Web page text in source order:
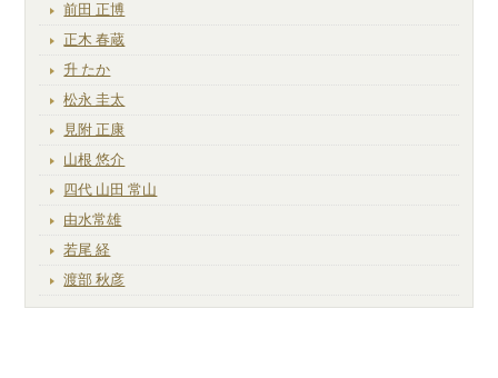
前田 正博
正木 春蔵
升 たか
松永 圭太
見附 正康
山根 悠介
四代 山田 常山
由水常雄
若尾 経
渡部 秋彦